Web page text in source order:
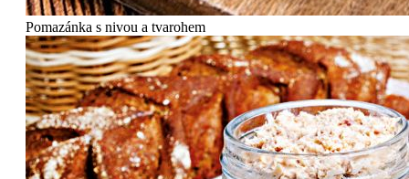
Pomazánka s nivou a tvarohem